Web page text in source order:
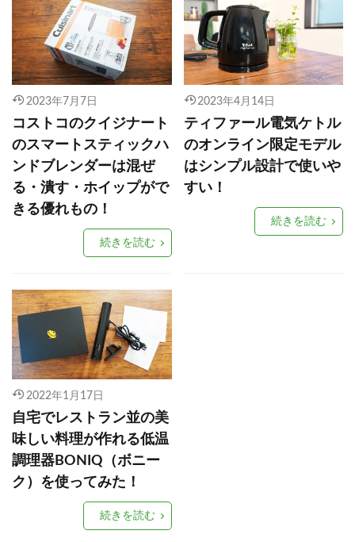
2023年7月7日
コストコのクイジナート
のスマートスティックハ
ンドブレンダーは混ぜ
る・潰す・ホイップがで
きる優れもの！
続きを読む
2023年4月14日
ティファール電気ケトル
のオンライン限定モデル
はシンプル設計で使いや
すい！
続きを読む
2022年1月17日
自宅でレストラン並の美
味しい料理が作れる低温
調理器BONIQ（ボニー
ク）を使ってみた！
続きを読む